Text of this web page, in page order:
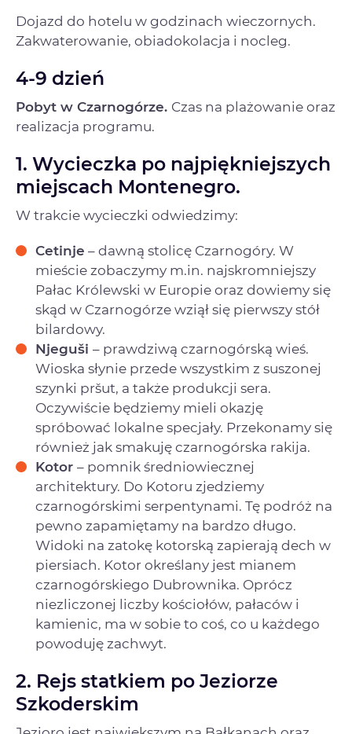
Dojazd do hotelu w godzinach wieczornych.
Zakwaterowanie, obiadokolacja i nocleg.
4-9 dzień
Pobyt w Czarnogórze. Czas na plażowanie oraz
realizacja programu.
1. Wycieczka po najpiękniejszych
miejscach Montenegro.
W trakcie wycieczki odwiedzimy:
Cetinje – dawną stolicę Czarnogóry. W
mieście zobaczymy m.in. najskromniejszy
Pałac Królewski w Europie oraz dowiemy się
skąd w Czarnogórze wziął się pierwszy stół
bilardowy.
Njeguši – prawdziwą czarnogórską wieś.
Wioska słynie przede wszystkim z suszonej
szynki pršut, a także produkcji sera.
Oczywiście będziemy mieli okazję
spróbować lokalne specjały. Przekonamy się
również jak smakuję czarnogórska rakija.
Kotor – pomnik średniowiecznej
architektury. Do Kotoru zjedziemy
czarnogórskimi serpentynami. Tę podróż na
pewno zapamiętamy na bardzo długo.
Widoki na zatokę kotorską zapierają dech w
piersiach. Kotor określany jest mianem
czarnogórskiego Dubrownika. Oprócz
niezliczonej liczby kościołów, pałaców i
kamienic, ma w sobie to coś, co u każdego
powoduję zachwyt.
2. Rejs statkiem po Jeziorze
Szkoderskim